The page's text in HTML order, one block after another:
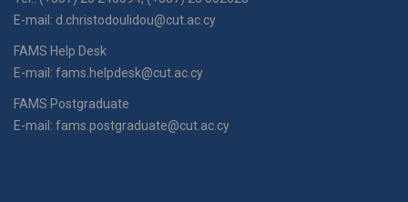
E-mail: d.christodoulidou@cut.ac.cy
FAMS Help Desk
E-mail: fams.helpdesk@cut.ac.cy
FAMS Postgraduate
E-mail: fams.postgraduate@cut.ac.cy